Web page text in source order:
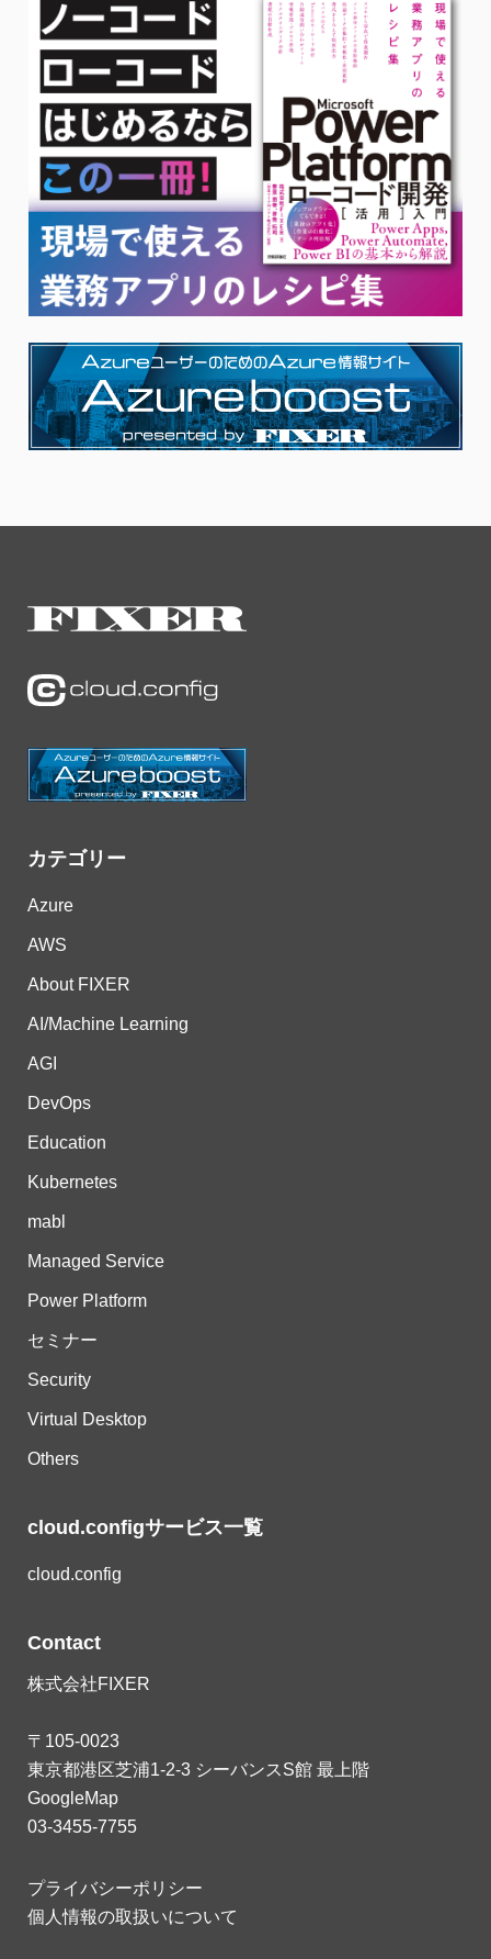
カテゴリー
Azure
AWS
About FIXER
AI/Machine Learning
AGI
DevOps
Education
Kubernetes
mabl
Managed Service
Power Platform
セミナー
Security
Virtual Desktop
Others
cloud.configサービス一覧
cloud.config
Contact
株式会社FIXER
〒105-0023
東京都港区芝浦1-2-3 シーバンスS館 最上階
GoogleMap
03-3455-7755
プライバシーポリシー
個人情報の取扱いについて